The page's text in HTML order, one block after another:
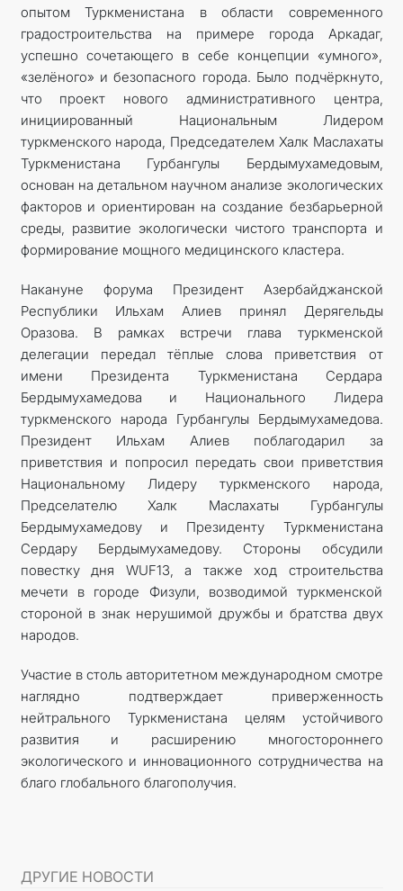
опытом Туркменистана в области современного
градостроительства на примере города Аркадаг,
успешно сочетающего в себе концепции «умного»,
«зелёного» и безопасного города. Было подчёркнуто,
что проект нового административного центра,
инициированный Национальным Лидером
туркменского народа, Председателем Халк Маслахаты
Туркменистана Гурбангулы Бердымухамедовым,
основан на детальном научном анализе экологических
факторов и ориентирован на создание безбарьерной
среды, развитие экологически чистого транспорта и
формирование мощного медицинского кластера.
Накануне форума Президент Азербайджанской
Республики Ильхам Алиев принял Дерягельды
Оразова. В рамках встречи глава туркменской
делегации передал тёплые слова приветствия от
имени Президента Туркменистана Сердара
Бердымухамедова и Национального Лидера
туркменского народа Гурбангулы Бердымухамедова.
Президент Ильхам Алиев поблагодарил за
приветствия и попросил передать свои приветствия
Национальному Лидеру туркменского народа,
Предселателю Халк Маслахаты Гурбангулы
Бердымухамедову и Президенту Туркменистана
Сердару Бердымухамедову. Стороны обсудили
повестку дня WUF13, а также ход строительства
мечети в городе Физули, возводимой туркменской
стороной в знак нерушимой дружбы и братства двух
народов.
Участие в столь авторитетном международном смотре
наглядно подтверждает приверженность
нейтрального Туркменистана целям устойчивого
развития и расширению многостороннего
экологического и инновационного сотрудничества на
благо глобального благополучия.
ДРУГИЕ НОВОСТИ